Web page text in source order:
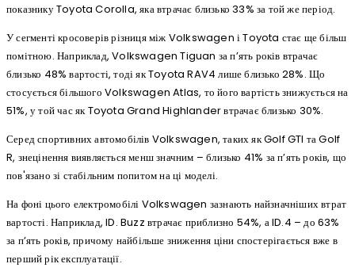
показнику Toyota Corolla, яка втрачає близько 33% за той же період.
У сегменті кросоверів різниця між Volkswagen і Toyota стає ще більш
помітною. Наприклад, Volkswagen Tiguan за п’ять років втрачає
близько 48% вартості, тоді як Toyota RAV4 лише близько 28%. Що
стосується більшого Volkswagen Atlas, то його вартість знижується на
51%, у той час як Toyota Grand Highlander втрачає близько 30%.
Серед спортивних автомобілів Volkswagen, таких як Golf GTI та Golf
R, знецінення виявляється менш значним – близько 41% за п’ять років, що
пов'язано зі стабільним попитом на ці моделі.
На фоні цього електромобілі Volkswagen зазнають найзначніших втрат
вартості. Наприклад, ID. Buzz втрачає приблизно 54%, а ID.4 – до 63%
за п’ять років, причому найбільше зниження ціни спостерігається вже в
перший рік експлуатації.